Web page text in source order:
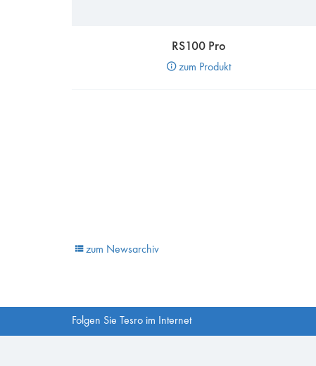
RS100 Pro
zum Produkt
zum Newsarchiv
Folgen Sie Tesro im Internet